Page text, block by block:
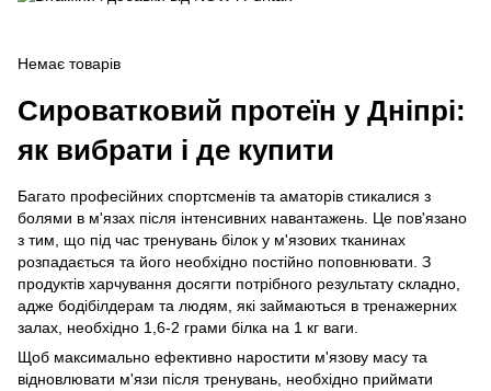
Немає товарів
Сироватковий протеїн у Дніпрі:
як вибрати і де купити
Багато професійних спортсменів та аматорів стикалися з
болями в м'язах після інтенсивних навантажень. Це пов'язано
з тим, що під час тренувань білок у м'язових тканинах
розпадається та його необхідно постійно поповнювати. З
продуктів харчування досягти потрібного результату складно,
адже бодібілдерам та людям, які займаються в тренажерних
залах, необхідно 1,6-2 грами білка на 1 кг ваги.
Щоб максимально ефективно наростити м'язову масу та
відновлювати м'язи після тренувань, необхідно приймати